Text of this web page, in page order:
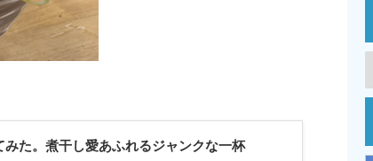
た。煮干し愛あふれるジャンクな一杯